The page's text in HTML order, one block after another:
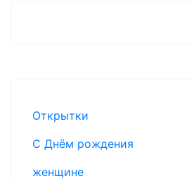
Открытки
С Днём рождения
женщине